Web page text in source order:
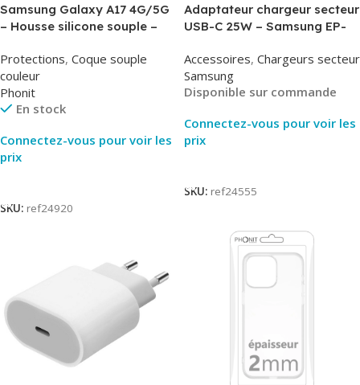
Samsung Galaxy A17 4G/5G
– Housse silicone souple –
Protections, Coque souple
couleur
Phonit
En stock
Connectez-vous pour voir les
prix
SKU: ref24920
Adaptateur chargeur secteur
USB-C 25W – Samsung EP-
Packaging Original
Accessoires, Chargeurs secteur
Samsung
Disponible sur commande
Connectez-vous pour voir les
prix
SKU: ref24555